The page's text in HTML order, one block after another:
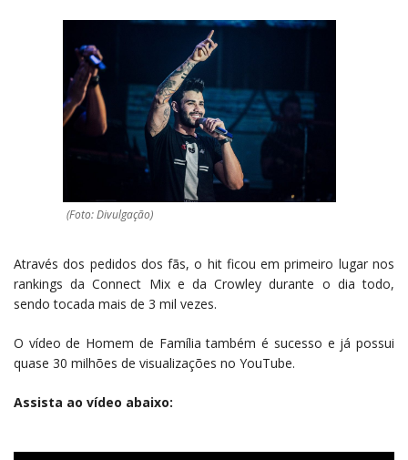
(Foto: Divulgação)
Através dos pedidos dos fãs, o hit ficou em primeiro lugar nos
rankings da Connect Mix e da Crowley durante o dia todo,
sendo tocada mais de 3 mil vezes.
O vídeo de Homem de Família também é sucesso e já possui
quase 30 milhões de visualizações no YouTube.
Assista ao vídeo abaixo: